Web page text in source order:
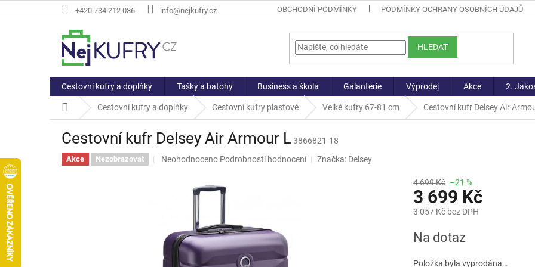
na
+420 734 212 086 info@nejkufry.cz OBCHODNÍ PODMÍNKY PODMÍNKY OCHRANY OSOBNÍCH ÚDAJŮ
HLEDAT
Cestovní kufry a doplňky Tašky a batohy Business a škola Galanterie Výprodej Akce 2.
Domů Cestovní kufry a doplňky Cestovní kufry plastové Velké kufry 67-81 cm Cestovní kufr Delsey Air
Cestovní kufr Delsey Air Armour L3866821-18
Akce Nezobrazovat
Průměrné
hvězdiček.
Neohodnoceno Podrobnosti hodnocení Značka: Delsey
4 699 Kč –21 %
3 699 Kč
3 057 Kč bez DPH
cena:
Na dotaz
Položka byla vyprodána…